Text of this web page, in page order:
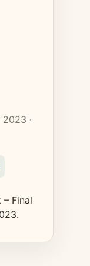
·
Final